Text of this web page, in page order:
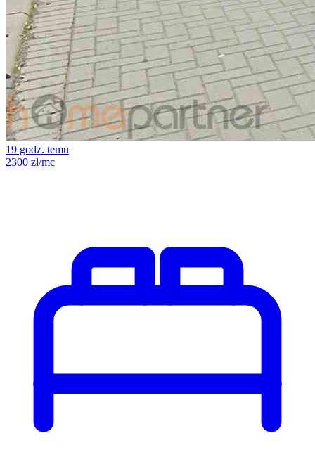
19 godz. temu
2300 zł/mc